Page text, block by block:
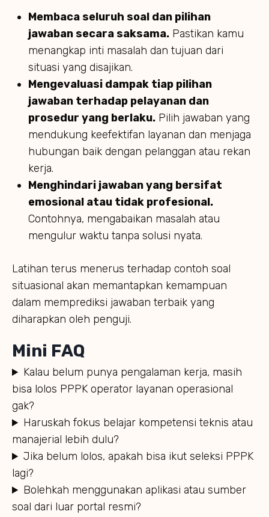
Membaca seluruh soal dan pilihan
jawaban secara saksama. Pastikan kamu
menangkap inti masalah dan tujuan dari
situasi yang disajikan.
Mengevaluasi dampak tiap pilihan
jawaban terhadap pelayanan dan
prosedur yang berlaku. Pilih jawaban yang
mendukung keefektifan layanan dan menjaga
hubungan baik dengan pelanggan atau rekan
kerja.
Menghindari jawaban yang bersifat
emosional atau tidak profesional.
Contohnya, mengabaikan masalah atau
mengulur waktu tanpa solusi nyata.
Latihan terus menerus terhadap contoh soal
situasional akan memantapkan kemampuan
dalam memprediksi jawaban terbaik yang
diharapkan oleh penguji.
Mini FAQ
Kalau belum punya pengalaman kerja, masih
bisa lolos PPPK operator layanan operasional
gak?
Haruskah fokus belajar kompetensi teknis atau
manajerial lebih dulu?
Jika belum lolos, apakah bisa ikut seleksi PPPK
lagi?
Bolehkah menggunakan aplikasi atau sumber
soal dari luar portal resmi?